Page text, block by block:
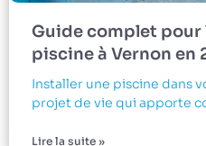
Guide complet pour
piscine à Vernon en
Installer une piscine dans
projet de vie qui apporte
Lire la suite »